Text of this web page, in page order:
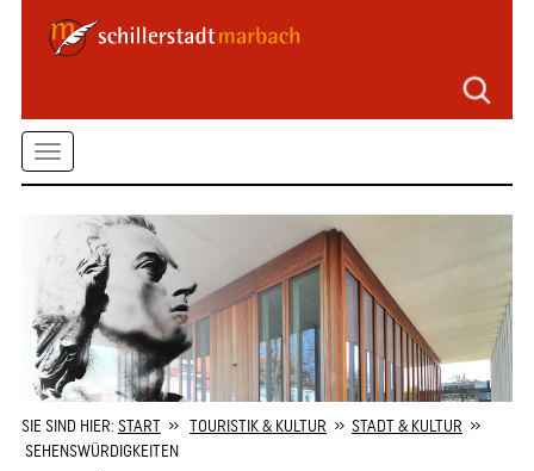
Seitenbereiche
springen
Zum
Inhalt
springen
Kontaktformular
Startseite
Toggle
SIE SIND HIER: START» TOURISTIK & KULTUR » STADT & KULTUR »
SEHENSWÜRDIGKEITEN